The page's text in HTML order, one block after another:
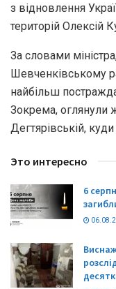
з відновлення
територій Олексій
За словами
Шевченківському
найбільш
Зокрема, оглянули
Дегтярівській,
Это интересно
6